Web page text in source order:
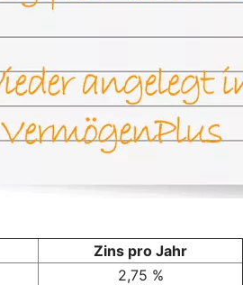
Zins pro Jahr
2,75 %